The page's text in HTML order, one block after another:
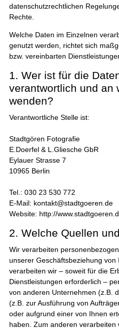
datenschutzrechtlichen
Rechte.
Welche Daten im Einzelnen
genutzt werden, richtet sich
bzw. vereinbarten
1. Wer ist für die
verantwortlich und an
wenden?
Verantwortliche Stelle ist:
Stadtgören Fotografie
E.Doerfel & L.Gliesche GbR
Eylauer Strasse 7
10965 Berlin
Tel.: 030 23 530 772
E-Mail: kontakt@stadtgoeren.de
Website: http://
2. Welche Quellen
Wir verarbeiten
unserer Geschäftsbeziehung von
verarbeiten wir – soweit für die
Dienstleistungen erforderlich –
von anderen Unternehmen (z.B.
(z.B. zur Ausführung von
oder aufgrund einer von Ihnen
haben. Zum anderen verarbeiten